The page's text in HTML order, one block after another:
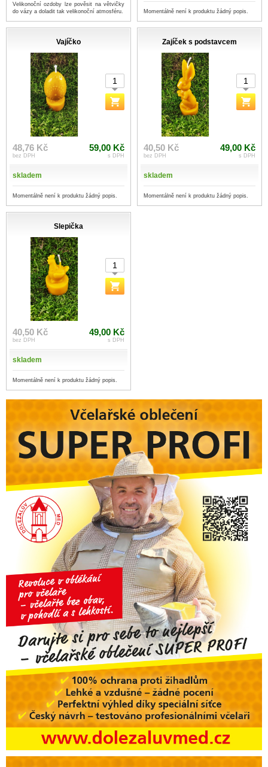
Velikonoční ozdoby lze pověsit na větvičky
do vázy a doladit tak velikonoční atmosféru.
Momentálně není k produktu žádný popis.
Vajíčko
48,76 Kč
bez DPH
59,00 Kč
s DPH
skladem
Momentálně není k produktu žádný popis.
Zajíček s podstavcem
40,50 Kč
bez DPH
49,00 Kč
s DPH
skladem
Momentálně není k produktu žádný popis.
Slepička
40,50 Kč
bez DPH
49,00 Kč
s DPH
skladem
Momentálně není k produktu žádný popis.